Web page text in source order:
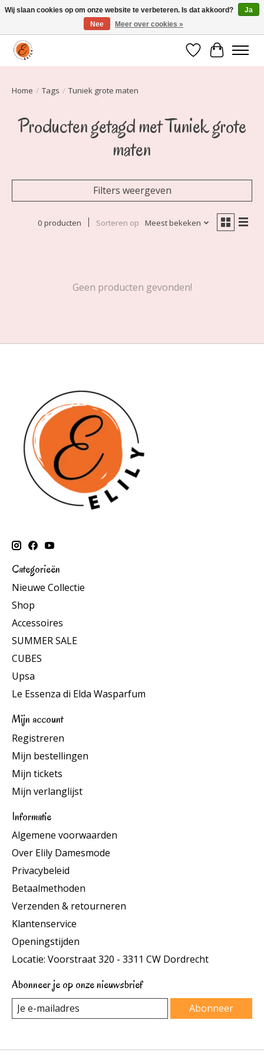
Elily is er om jou te laten stralen! Mode vanaf maat 34 t/m 54
Verlanglijst
Home / Tags / Tuniek grote maten
Producten getagd met Tuniek grote
maten
Filters weergeven
0 producten Sorteren op Meest bekeken
Geen producten gevonden!
Categorieën
Nieuwe Collectie
Shop
Accessoires
SUMMER SALE
CUBES
Upsa
Le Essenza di Elda Wasparfum
Mijn account
Registreren
Mijn bestellingen
Mijn tickets
Mijn verlanglijst
Informatie
Algemene voorwaarden
Over Elily Damesmode
Privacybeleid
Betaalmethoden
Verzenden & retourneren
Klantenservice
Openingstijden
Locatie: Voorstraat 320 - 3311 CW Dordrecht
Abonneer je op onze nieuwsbrief
Abonneer
Wij slaan cookies op om onze website te verbeteren. Is dat akkoord?
Ja
Nee
Meer over cookies »